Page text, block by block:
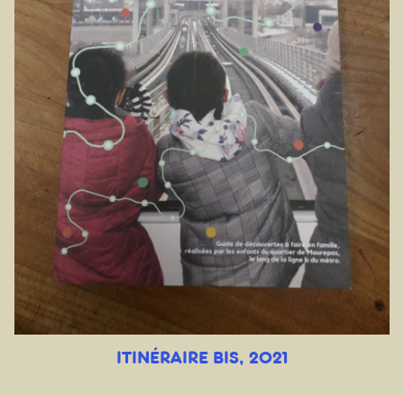
ITINÉRAIRE BIS, 2021